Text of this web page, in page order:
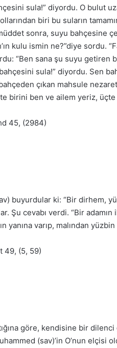
sula!” diyordu. O bulut
biri bu suların
sonra, suyu bahçesine
kulu ismin ne?”diye sordu.
“Ben sana şu suyu
sula!” diyordu. Sen
çıkan mahsule
birini ben ve ailem yeriz,
45, (2984)
buyurdular ki: “Bir dirhem,
Şu cevabı verdi. “Bir
yanına varıp, malından
49, (5, 59)
göre, kendisine bir
(sav)’in O’nun elçisi